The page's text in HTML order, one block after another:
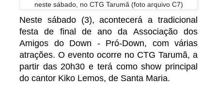
neste sábado, no CTG Tarumã (foto arquivo C7)
Neste sábado (3), acontecerá a tradicional
festa de final de ano da Associação dos
Amigos do Down - Pró-Down, com várias
atrações. O evento ocorre no CTG Tarumã, a
partir das 20h30 e terá como show principal
do cantor Kiko Lemos, de Santa Maria.